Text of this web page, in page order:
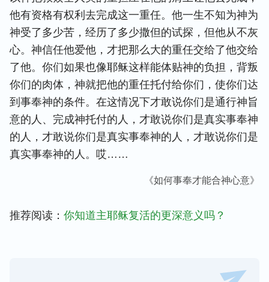
他有资格有权利去完成这一重任。他一生不知为神为
神受了多少苦，经历了多少撒但的试探，但他从不灰
心。神信任他爱他，才把那么大的重任交给了他交给
了他。你们如果也像耶稣这样能体贴神的负担，背叛
你们的肉体，神就把他的重任托付给你们，使你们达
到事奉神的条件。在这情况下才敢说你们是通行神旨
意的人、完成神托付的人，才敢说你们是真实事奉神
的人，才敢说你们是真实事奉神的人，才敢说你们是
真实事奉神的人。哎……
《如何事奉才能合神心意》
推荐阅读： 你知道主耶稣复活的更深意义吗？